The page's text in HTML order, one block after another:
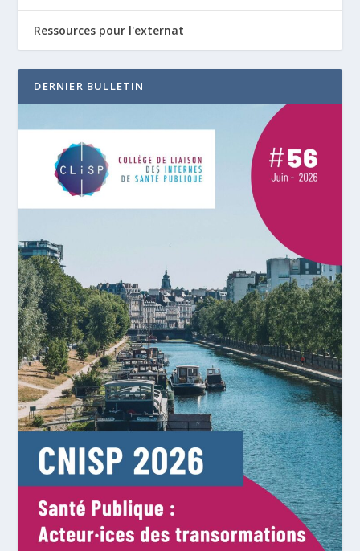
Ressources pour l'externat
DERNIER BULLETIN